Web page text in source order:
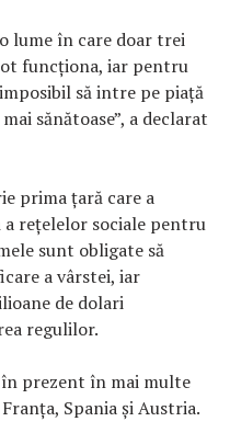
lume în care doar trei
funcţiona, iar pentru
să intre pe piaţă
sănătoase”, a declarat
prima ţară care a
reţelelor sociale pentru
sunt obligate să
a vârstei, iar
de dolari
regulilor.
prezent în mai multe
Spania şi Austria.